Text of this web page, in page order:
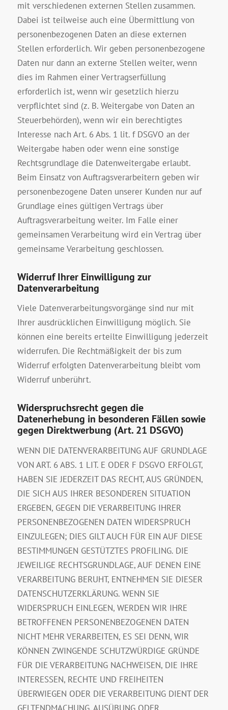
mit verschiedenen externen Stellen zusammen.
Dabei ist teilweise auch eine Übermittlung von
personenbezogenen Daten an diese externen
Stellen erforderlich. Wir geben personenbezogene
Daten nur dann an externe Stellen weiter, wenn
dies im Rahmen einer Vertragserfüllung
erforderlich ist, wenn wir gesetzlich hierzu
verpflichtet sind (z. B. Weitergabe von Daten an
Steuerbehörden), wenn wir ein berechtigtes
Interesse nach Art. 6 Abs. 1 lit. f DSGVO an der
Weitergabe haben oder wenn eine sonstige
Rechtsgrundlage die Datenweitergabe erlaubt.
Beim Einsatz von Auftragsverarbeitern geben wir
personenbezogene Daten unserer Kunden nur auf
Grundlage eines gültigen Vertrags über
Auftragsverarbeitung weiter. Im Falle einer
gemeinsamen Verarbeitung wird ein Vertrag über
gemeinsame Verarbeitung geschlossen.
Widerruf Ihrer Einwilligung zur
Datenverarbeitung
Viele Datenverarbeitungsvorgänge sind nur mit
Ihrer ausdrücklichen Einwilligung möglich. Sie
können eine bereits erteilte Einwilligung jederzeit
widerrufen. Die Rechtmäßigkeit der bis zum
Widerruf erfolgten Datenverarbeitung bleibt vom
Widerruf unberührt.
Widerspruchsrecht gegen die
Datenerhebung in besonderen Fällen sowie
gegen Direktwerbung (Art. 21 DSGVO)
WENN DIE DATENVERARBEITUNG AUF GRUNDLAGE
VON ART. 6 ABS. 1 LIT. E ODER F DSGVO ERFOLGT,
HABEN SIE JEDERZEIT DAS RECHT, AUS GRÜNDEN,
DIE SICH AUS IHRER BESONDEREN SITUATION
ERGEBEN, GEGEN DIE VERARBEITUNG IHRER
PERSONENBEZOGENEN DATEN WIDERSPRUCH
EINZULEGEN; DIES GILT AUCH FÜR EIN AUF DIESE
BESTIMMUNGEN GESTÜTZTES PROFILING. DIE
JEWEILIGE RECHTSGRUNDLAGE, AUF DENEN EINE
VERARBEITUNG BERUHT, ENTNEHMEN SIE DIESER
DATENSCHUTZERKLÄRUNG. WENN SIE
WIDERSPRUCH EINLEGEN, WERDEN WIR IHRE
BETROFFENEN PERSONENBEZOGENEN DATEN
NICHT MEHR VERARBEITEN, ES SEI DENN, WIR
KÖNNEN ZWINGENDE SCHUTZWÜRDIGE GRÜNDE
FÜR DIE VERARBEITUNG NACHWEISEN, DIE IHRE
INTERESSEN, RECHTE UND FREIHEITEN
ÜBERWIEGEN ODER DIE VERARBEITUNG DIENT DER